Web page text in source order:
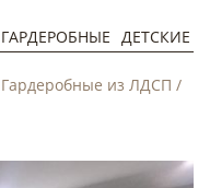
ГАРДЕРОБНЫЕ ДЕТСКИЕ
Гардеробные из ЛДСП /